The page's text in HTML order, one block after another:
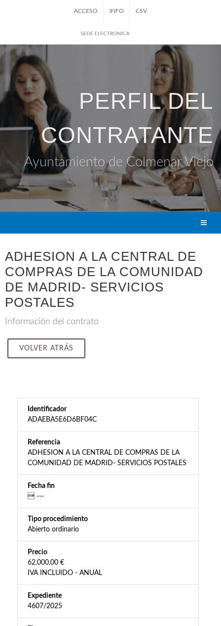
ACCESO INFO CSV
PERFIL DEL
CONTRATANTE
Ayuntamiento de Colmenar Viejo
ADHESION A LA CENTRAL DE
COMPRAS DE LA COMUNIDAD
DE MADRID- SERVICIOS
POSTALES
Información del contrato
VOLVER ATRÁS
Identificador
ADAEBA5E6D6BF04C
Referencia
ADHESION A LA CENTRAL DE COMPRAS DE LA
COMUNIDAD DE MADRID- SERVICIOS POSTALES
Fecha fin
 ---
Tipo procedimiento
Abierto ordinario
Precio
62.000,00 €
IVA INCLUIDO - ANUAL
Expediente
4607/2025